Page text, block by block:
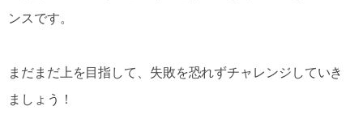
ンスです。
まだまだ上を目指して、失敗を恐れずチャレンジしていき
ましょう！